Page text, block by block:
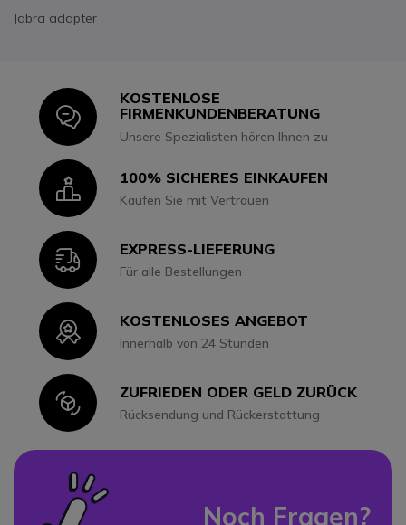
Jabra adapter
Icon
KOSTENLOSE
FIRMENKUNDENBERATUNG
Unsere Spezialisten hören Ihnen zu
Icon100% SICHERES EINKAUFEN
Kaufen Sie mit Vertrauen
IconEXPRESS-LIEFERUNG
Für alle Bestellungen
IconKOSTENLOSES ANGEBOT
Innerhalb von 24 Stunden
IconZUFRIEDEN ODER GELD ZURÜCK
Rücksendung und Rückerstattung
Noch Fragen?